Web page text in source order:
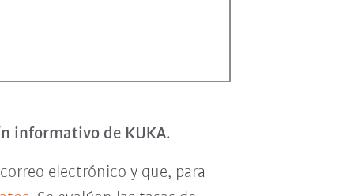
informativo de KUKA.
electrónico y que, para